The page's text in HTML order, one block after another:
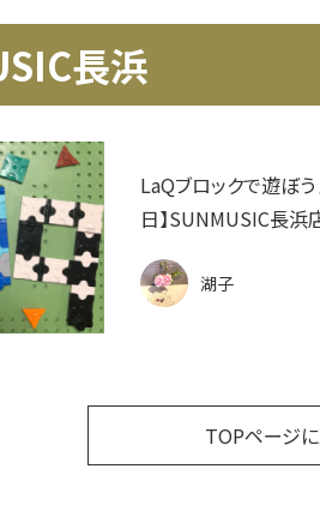
長浜
LaQブロックで遊ぼ
日】SUNMUSIC長浜
湖子
TOPページ